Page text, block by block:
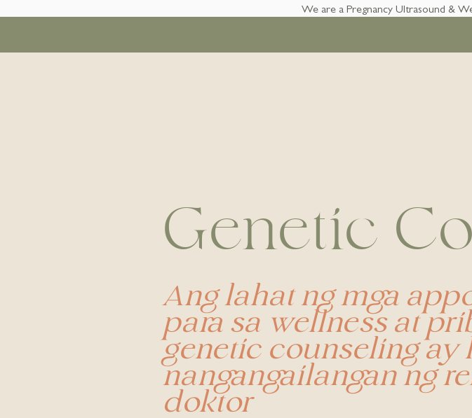
We are a Pregnancy Ultrasound &
Genetic
Ang lahat ng mga
para sa wellness at
genetic counseling ay
nangangailangan ng
doktor